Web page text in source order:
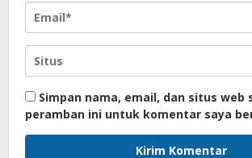
Simpan nama, email, dan situs web
peramban ini untuk komentar saya